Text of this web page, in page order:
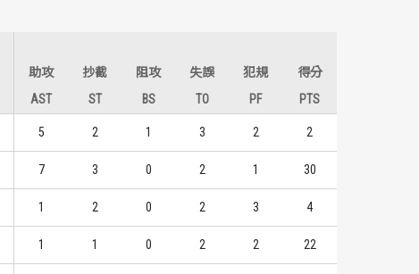
助攻 抄截 阻攻 失誤 犯規
得分
AST ST BS TO PF PTS
5 2 1 3 2 2
7 3 0 2 1 30
1 2 0 2 3 4
1 1 0 2 2 22